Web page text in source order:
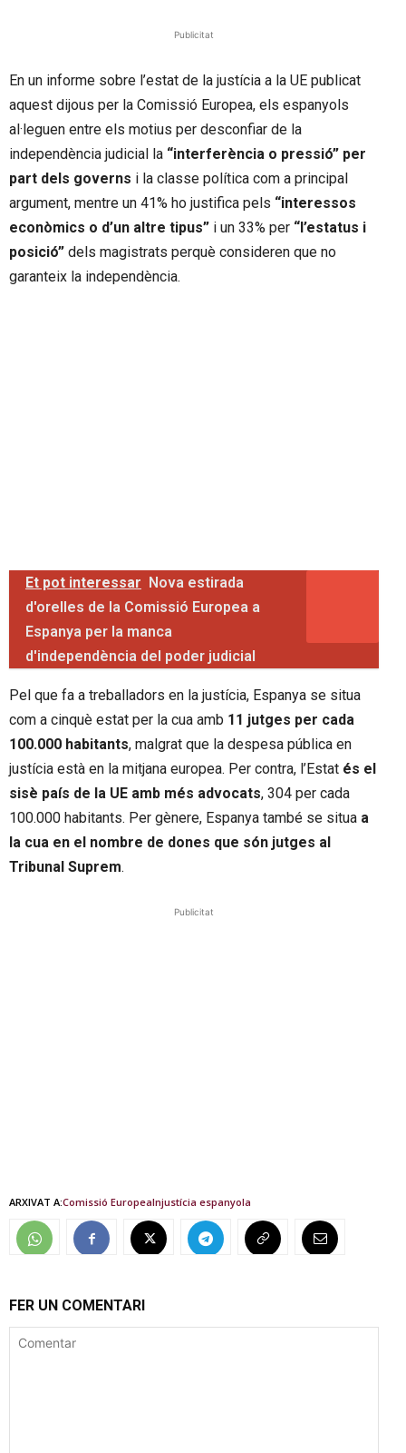
Publicitat
En un informe sobre l’estat de la justícia a la UE publicat
aquest dijous per la Comissió Europea, els espanyols
al·leguen entre els motius per desconfiar de la
independència judicial la “interferència o pressió” per
part dels governs i la classe política com a principal
argument, mentre un 41% ho justifica pels “interessos
econòmics o d’un altre tipus” i un 33% per “l’estatus i
posició” dels magistrats perquè consideren que no
garanteix la independència.
Et pot interessar
Nova estirada
d'orelles de la Comissió Europea a
Espanya per la manca
d'independència del poder judicial
Pel que fa a treballadors en la justícia, Espanya se situa
com a cinquè estat per la cua amb 11 jutges per cada
100.000 habitants, malgrat que la despesa pública en
justícia està en la mitjana europea. Per contra, l’Estat és el
sisè país de la UE amb més advocats, 304 per cada
100.000 habitants. Per gènere, Espanya també se situa a
la cua en el nombre de dones que són jutges al
Tribunal Suprem.
Publicitat
ARXIVAT A:Comissió EuropeaInjustícia espanyola
FER UN COMENTARI